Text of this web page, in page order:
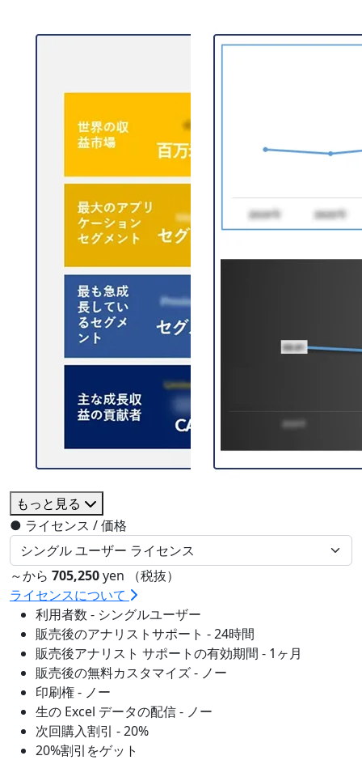
もっと見る
● ライセンス / 価格
～から 705,250yen （税抜）
ライセンスについて
利用者数 - シングルユーザー
販売後のアナリストサポート - 24時間
販売後アナリスト サポートの有効期間 - 1ヶ月
販売後の無料カスタマイズ - ノー
印刷権 - ノー
生の Excel データの配信 - ノー
次回購入割引 - 20%
20%割引をゲット